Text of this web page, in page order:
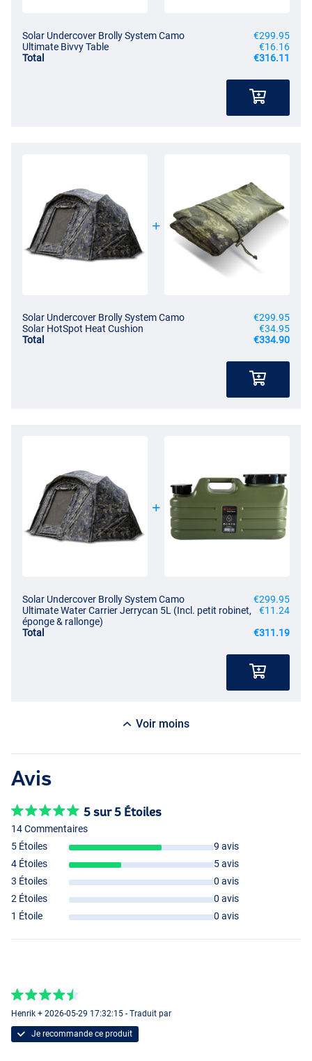
Solar Undercover Brolly System Camo
€299.95
Ultimate Bivvy Table
€16.16
Total
€316.11
Solar Undercover Brolly System Camo
€299.95
Solar HotSpot Heat Cushion
€34.95
Total
€334.90
Solar Undercover Brolly System Camo
€299.95
Ultimate Water Carrier Jerrycan 5L (Incl. petit robinet,
éponge & rallonge)
€11.24
Total
€311.19
Voir moins
Avis
5 sur 5 Étoiles
14 Commentaires
5 Étoiles
9 avis
4 Étoiles
5 avis
3 Étoiles
0 avis
2 Étoiles
0 avis
1 Étoile
0 avis
Henrik + 2026-05-29 17:32:15 - Traduit par
Je recommande ce produit